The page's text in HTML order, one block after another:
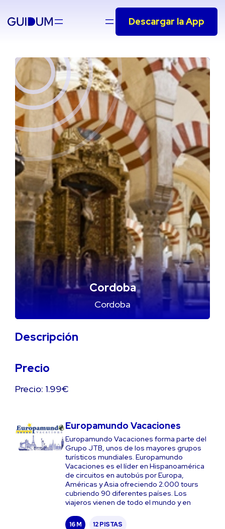
Saltar
Descargar la App
Cordoba
Cordoba
Descripción
Precio
Precio: 1.99€
Europamundo Vacaciones
Europamundo Vacaciones forma parte del
Grupo JTB, unos de los mayores grupos
turísticos mundiales. Europamundo
Vacaciones es el líder en Hispanoamérica
de circuitos en autobús por Europa,
Américas y Asia ofreciendo 2.000 tours
cubriendo 90 diferentes países. Los
viajeros vienen de todo el mundo y en
16 M 12 PISTAS